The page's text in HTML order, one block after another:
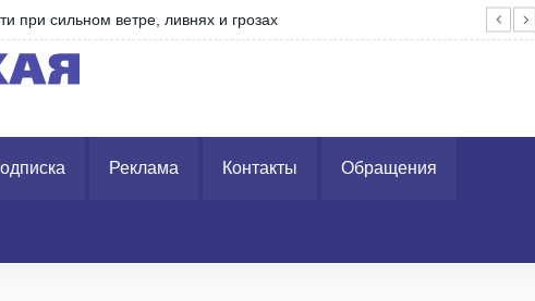
при сильном ветре, ливнях и грозах
Реклама Контакты Обращения